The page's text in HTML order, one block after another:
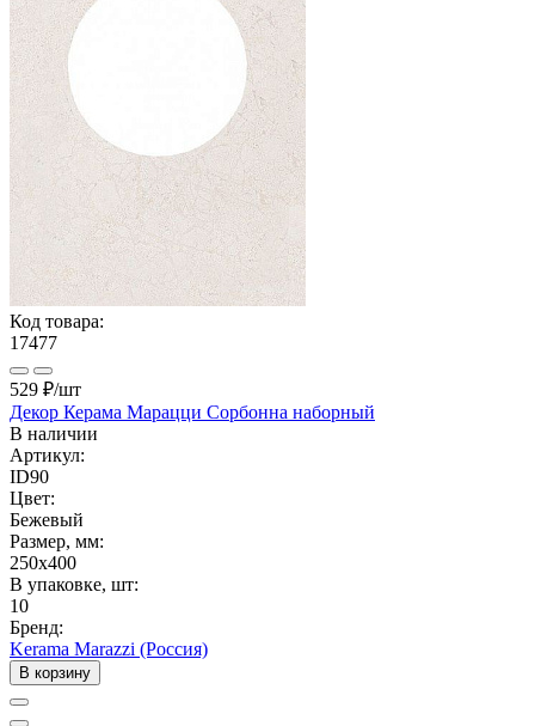
Код товара:
17477
529 ₽/шт
Декор Керама Марацци Сорбонна наборный
В наличии
Артикул:
ID90
Цвет:
Бежевый
Размер, мм:
250x400
В упаковке, шт:
10
Бренд:
Kerama Marazzi (Россия)
В корзину